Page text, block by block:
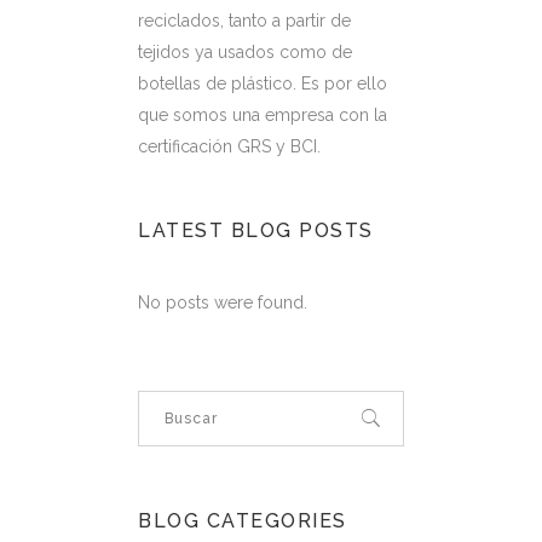
reciclados, tanto a partir de
tejidos ya usados como de
botellas de plástico. Es por ello
que somos una empresa con la
certificación GRS y BCI.
LATEST BLOG POSTS
No posts were found.
BLOG CATEGORIES